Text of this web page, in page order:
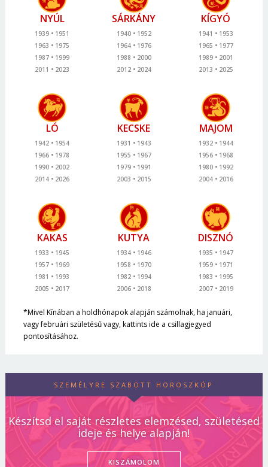
NYÚL
1939
1951
1963
1975
1987
1999
2011
2023
SÁRKÁNY
1940
1952
1964
1976
1988
2000
2012
2024
KÍGYÓ
1941
1953
1965
1977
1989
2001
2013
2025
LÓ
1942
1954
1966
1978
1990
2002
2014
2026
KECSKE
1931
1943
1955
1967
1979
1991
2003
2015
MAJOM
1932
1944
1956
1968
1980
1992
2004
2016
KAKAS
1933
1945
1957
1969
1981
1993
2005
2017
KUTYA
1934
1946
1958
1970
1982
1994
2006
2018
DISZNÓ
1935
1947
1959
1971
1983
1995
2007
2019
*Mivel Kínában a holdhónapok alapján számolnak, ha januári,
vagy februári születésű vagy, kattints ide a csillagjegyed
pontosításához.
SZEMÉLYRE SZABOTT HOROSZKÓP
Készítsd el saját részletes elemzésed, születésed
ideje és helye alapján!
KISZÁMOLOM